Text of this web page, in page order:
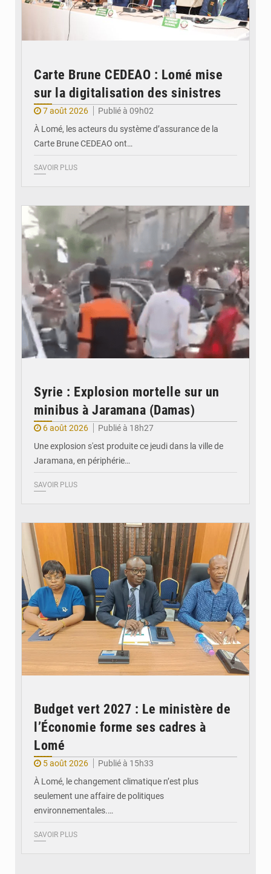
Carte Brune CEDEAO : Lomé mise
sur la digitalisation des sinistres
7 août 2026
Publié à 09h02
À Lomé, les acteurs du système d’assurance de la
Carte Brune CEDEAO ont…
SAVOIR PLUS
Syrie : Explosion mortelle sur un
minibus à Jaramana (Damas)
6 août 2026
Publié à 18h27
Une explosion s'est produite ce jeudi dans la ville de
Jaramana, en périphérie…
SAVOIR PLUS
Budget vert 2027 : Le ministère de
l’Économie forme ses cadres à
Lomé
5 août 2026
Publié à 15h33
À Lomé, le changement climatique n’est plus
seulement une affaire de politiques
environnementales.…
SAVOIR PLUS